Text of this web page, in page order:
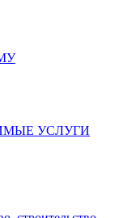
УСЛУГИ